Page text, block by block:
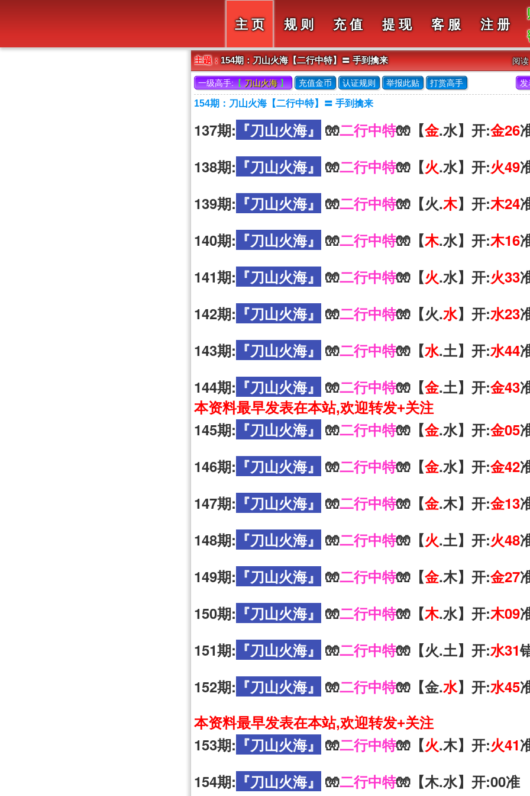
主 页 规 则 充 值 提 现 客 服 注 册
主题：154期：刀山火海【二行中特】〓 手到擒来 阅
一级高手:【刀山火海】 充值金币 认证规则 举报此贴 打赏高手 发
154期：刀山火海【二行中特】〓 手到擒来
137期: 『刀山火海』 🧤二行中特🧤【金.水】开:金26
138期: 『刀山火海』 🧤二行中特🧤【火.水】开:火49
139期: 『刀山火海』 🧤二行中特🧤【火.木】开:木24
140期: 『刀山火海』 🧤二行中特🧤【木.水】开:木16
141期: 『刀山火海』 🧤二行中特🧤【火.水】开:火33
142期: 『刀山火海』 🧤二行中特🧤【火.水】开:水23
143期: 『刀山火海』 🧤二行中特🧤【水.土】开:水44
144期: 『刀山火海』 🧤二行中特🧤【金.土】开:金43
本资料最早发表在本站,欢迎转发+关注
145期: 『刀山火海』 🧤二行中特🧤【金.水】开:金05
146期: 『刀山火海』 🧤二行中特🧤【金.水】开:金42
147期: 『刀山火海』 🧤二行中特🧤【金.木】开:金13
148期: 『刀山火海』 🧤二行中特🧤【火.土】开:火48
149期: 『刀山火海』 🧤二行中特🧤【金.木】开:金27
150期: 『刀山火海』 🧤二行中特🧤【木.水】开:木09
151期: 『刀山火海』 🧤二行中特🧤【火.土】开:水31
152期: 『刀山火海』 🧤二行中特🧤【金.水】开:水45
本资料最早发表在本站,欢迎转发+关注
153期: 『刀山火海』 🧤二行中特🧤【火.木】开:火41
154期: 『刀山火海』 🧤二行中特🧤【木.水】开:00准